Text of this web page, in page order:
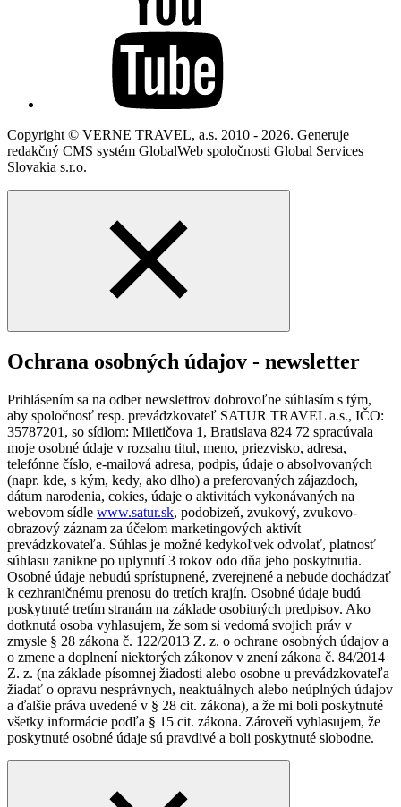
Copyright © VERNE TRAVEL, a.s. 2010 - 2026. Generuje
redakčný CMS systém GlobalWeb spoločnosti Global Services
Slovakia s.r.o.
Ochrana osobných údajov - newsletter
Prihlásením sa na odber newslettrov dobrovoľne súhlasím s tým,
aby spoločnosť resp. prevádzkovateľ SATUR TRAVEL a.s., IČO:
35787201, so sídlom: Miletičova 1, Bratislava 824 72 spracúvala
moje osobné údaje v rozsahu titul, meno, priezvisko, adresa,
telefónne číslo, e-mailová adresa, podpis, údaje o absolvovaných
(napr. kde, s kým, kedy, ako dlho) a preferovaných zájazdoch,
dátum narodenia, cokies, údaje o aktivitách vykonávaných na
webovom sídle www.satur.sk, podobizeň, zvukový, zvukovo-
obrazový záznam za účelom marketingových aktivít
prevádzkovateľa. Súhlas je možné kedykoľvek odvolať, platnosť
súhlasu zanikne po uplynutí 3 rokov odo dňa jeho poskytnutia.
Osobné údaje nebudú sprístupnené, zverejnené a nebude dochádzať
k cezhraničnému prenosu do tretích krajín. Osobné údaje budú
poskytnuté tretím stranám na základe osobitných predpisov. Ako
dotknutá osoba vyhlasujem, že som si vedomá svojich práv v
zmysle § 28 zákona č. 122/2013 Z. z. o ochrane osobných údajov a
o zmene a doplnení niektorých zákonov v znení zákona č. 84/2014
Z. z. (na základe písomnej žiadosti alebo osobne u prevádzkovateľa
žiadať o opravu nesprávnych, neaktuálnych alebo neúplných údajov
a ďalšie práva uvedené v § 28 cit. zákona), a že mi boli poskytnuté
všetky informácie podľa § 15 cit. zákona. Zároveň vyhlasujem, že
poskytnuté osobné údaje sú pravdivé a boli poskytnuté slobodne.